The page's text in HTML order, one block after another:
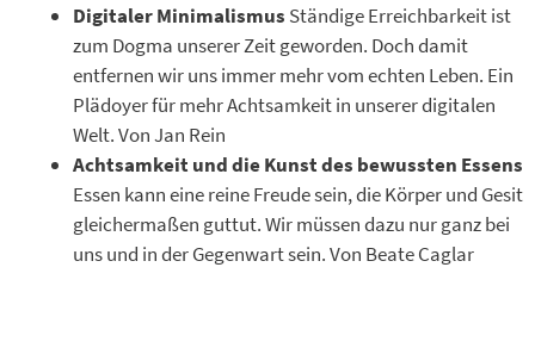
Digitaler Minimalismus Ständige Erreichbarkeit ist
zum Dogma unserer Zeit geworden. Doch damit
entfernen wir uns immer mehr vom echten Leben. Ein
Plädoyer für mehr Achtsamkeit in unserer digitalen
Welt. Von Jan Rein
Achtsamkeit und die Kunst des bewussten Essens
Essen kann eine reine Freude sein, die Körper und Gesit
gleichermaßen guttut. Wir müssen dazu nur ganz bei
uns und in der Gegenwart sein. Von Beate Caglar